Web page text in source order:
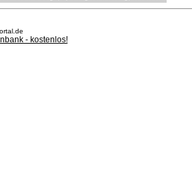
- kostenlos!